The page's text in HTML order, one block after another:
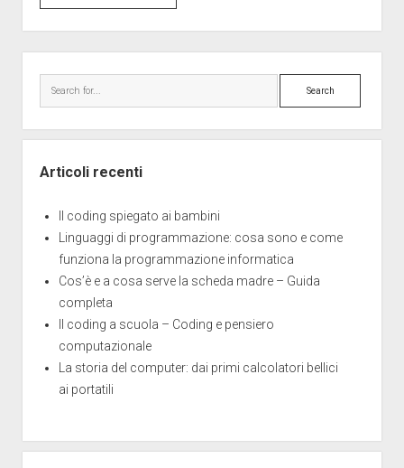
numeri
casuali
1-
90
Search
Articoli recenti
Il coding spiegato ai bambini
Linguaggi di programmazione: cosa sono e come
funziona la programmazione informatica
Cos’è e a cosa serve la scheda madre – Guida
completa
Il coding a scuola – Coding e pensiero
computazionale
La storia del computer: dai primi calcolatori bellici
ai portatili